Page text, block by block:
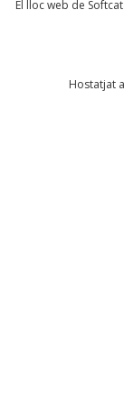
Comentari *
El lloc web de
Hostatjat